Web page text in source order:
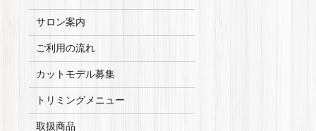
サロン案内
ご利用の流れ
カットモデル募集
トリミングメニュー
取扱商品